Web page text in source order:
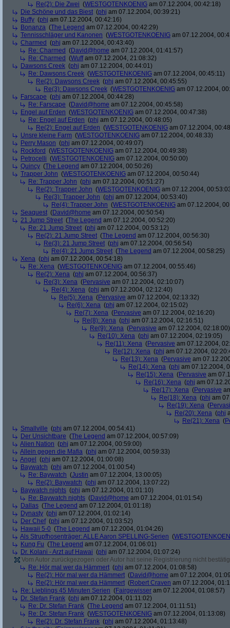
Re(2): Die Zwei (WESTGOTENKOENIG am 07.12.2004, 00:42:18)
Die Schöne und das Biest (phj am 07.12.2004, 00:39:21)
Buffy (phj am 07.12.2004, 00:42:16)
Bonanza (The Legend am 07.12.2004, 00:42:29)
Tennisschläger und Kanonen (WESTGOTENKOENIG am 07.12.2004,
Charmed (phj am 07.12.2004, 00:43:40)
Re: Charmed (David@home am 07.12.2004, 01:41:57)
Re: Charmed (Wuffam 07.12.2004, 21:08:32)
Dawsons Creek (phj am 07.12.2004, 00:44:01)
Re: Dawsons Creek (WESTGOTENKOENIG am 07.12.2004, 00:45:11)
Re(2): Dawsons Creek (phj am 07.12.2004, 00:45:55)
Re(3): Dawsons Creek (WESTGOTENKOENIG am 07.12.2004,
Farscape (phj am 07.12.2004, 00:44:28)
Re: Farscape (David@home am 07.12.2004, 00:45:58)
Engel auf Erden (WESTGOTENKOENIG am 07.12.2004, 00:47:38)
Re: Engel auf Erden (phj am 07.12.2004, 00:48:05)
Re(2): Engel auf Erden (WESTGOTENKOENIG am 07.12.2004,
Unsre kleine Farm (WESTGOTENKOENIG am 07.12.2004, 00:48:33)
Perry Mason (phj am 07.12.2004, 00:49:07)
Rockford (WESTGOTENKOENIG am 07.12.2004, 00:49:38)
Petrocelli (WESTGOTENKOENIG am 07.12.2004, 00:50:00)
Quincy (The Legend am 07.12.2004, 00:50:26)
Trapper John (WESTGOTENKOENIG am 07.12.2004, 00:50:44)
Re: Trapper John (phj am 07.12.2004, 00:51:27)
Re(2): Trapper John (WESTGOTENKOENIG am 07.12.2004,
Re(3): Trapper John (phj am 07.12.2004, 00:53:40)
Re(4): Trapper John (WESTGOTENKOENIG am 07.12.2004,
Seaquest (David@home am 07.12.2004, 00:50:54)
21 Jump Street (The Legend am 07.12.2004, 00:52:20)
Re: 21 Jump Street (phj am 07.12.2004, 00:53:12)
Re(2): 21 Jump Street (The Legend am 07.12.2004, 00:56:30)
Re(3): 21 Jump Street (phj am 07.12.2004, 00:56:54)
Re(4): 21 Jump Street (The Legend am 07.12.2004, 00:58:25)
Xena (phj am 07.12.2004, 00:54:18)
Re: Xena (WESTGOTENKOENIG am 07.12.2004, 00:55:46)
Re(2): Xena (phj am 07.12.2004, 00:56:37)
Re(3): Xena (Pervasive am 07.12.2004, 02:10:07)
Re(4): Xena (phj am 07.12.2004, 02:12:40)
Re(5): Xena (Pervasive am 07.12.2004, 02:13:32)
Re(6): Xena (phj am 07.12.2004, 02:15:02)
Re(7): Xena (Pervasive am 07.12.2004, 02:16:20)
Re(8): Xena (phj am 07.12.2004, 02:16:51)
Re(9): Xena (Pervasive am 07.12.2004, 02:18:00)
Re(10): Xena (phj am 07.12.2004, 02:19:05)
Re(11): Xena (Pervasive am 07.12.2004,
Re(12): Xena (phj am 07.12.2004,
Re(13): Xena (Pervasive am
Re(14): Xena (phj am 07.12.2004,
Re(15): Xena (Pervasive am
Re(16): Xena (phj am
Re(17): Xena (Pervasive
Re(18): Xena (phj am
Re(19): Xena (
Re(20): Xena (phj
Re(21): Xena (
Smallville (phj am 07.12.2004, 00:54:41)
Der Unsichtbare (The Legend am 07.12.2004, 00:57:09)
Alien Nation (phj am 07.12.2004, 00:59:00)
Allein gegen die Mafia (phj am 07.12.2004, 00:59:33)
Angel
(phj am 07.12.2004, 01:00:08)
Baywatch (phj am 07.12.2004, 01:00:54)
Re: Baywatch (Justin am 07.12.2004, 13:00:05)
Re(2): Baywatch (phj am 07.12.2004, 13:07:22)
Baywatch nights (phj am 07.12.2004, 01:01:10)
Re: Baywatch nights (David@home am 07.12.2004, 01:01:54)
Dallas (The Legend am 07.12.2004, 01:01:18)
Dynasty (phj am 07.12.2004, 01:02:14)
Der Chef(phj am 07.12.2004, 01:03:52)
Hawaii 5-0 (The Legend am 07.12.2004, 01:04:26)
Als Strupfhosenträger: ALLE Aaron SPELLING-Serien (
Kung Fu (The Legend am 07.12.2004, 01:06:01)
Dr. Kolani - Arzt auf Hawai (phj am 07.12.2004, 01:07:24)
Vom Autor zurückgezogen oder Autor hat seine Registrierung nicht
Re: Hör mal wer da Hämmert (phj am 07.12.2004, 01:08:58)
Re(2): Hör mal wer da Hämmert (David@home am 07.12.2004,
Re(2): Hör mal wer da Hämmert (Robert Craven am 07.12.2004,
Re: Lieblings 45 Minuten Serien (Fairgewisser am 07.12.2004, 01:08:57)
Dr. Stefan Frank (phj am 07.12.2004, 01:11:02)
Re: Dr. Stefan Frank (The Legend am 07.12.2004, 01:11:51)
Re: Dr. Stefan Frank (WESTGOTENKOENIG am 07.12.2004, 01:13:08)
Re(2): Dr. Stefan Frank (phj am 07.12.2004, 01:13:48)